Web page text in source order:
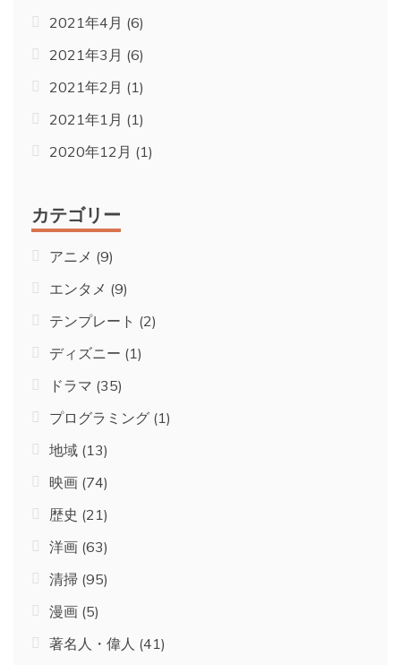
2021年4月 (6)
2021年3月 (6)
2021年2月 (1)
2021年1月 (1)
2020年12月 (1)
カテゴリー
アニメ (9)
エンタメ (9)
テンプレート (2)
ディズニー (1)
ドラマ (35)
プログラミング (1)
地域 (13)
映画 (74)
歴史 (21)
洋画 (63)
清掃 (95)
漫画 (5)
著名人・偉人 (41)